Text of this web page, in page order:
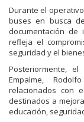
Durante el
buses en busca
documentación de
refleja el
seguridad y el
Posteriormente,
Empalme,
relacionados con
destinados a
educación,